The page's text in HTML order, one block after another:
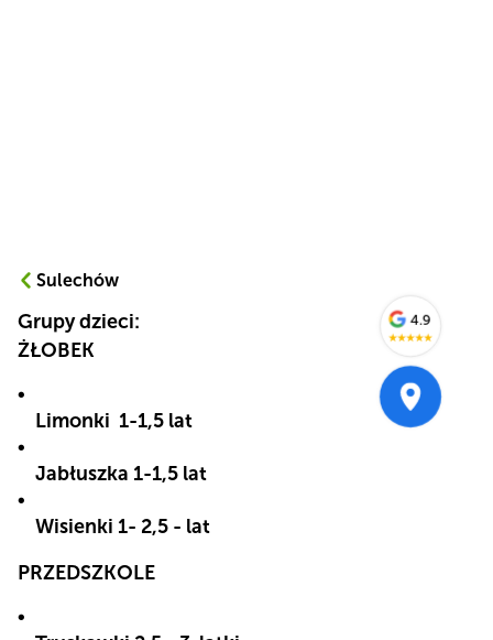
Sulechów
Grupy dzieci:
ŻŁOBEK
Limonki 1-1,5 lat
Jabłuszka 1-1,5 lat
Wisienki 1- 2,5 - lat
PRZEDSZKOLE
4.9
★★★★★